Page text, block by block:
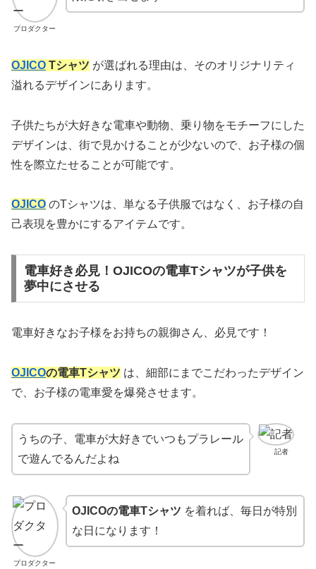
プロダクター
OJICO Tシャツ が選ばれる理由は、そのオリジナリティ
溢れるデザインにあります。
子供たちが大好きな電車や動物、乗り物をモチーフにした
デザインは、街で見かけることが少ないので、お子様の個
性を際立たせることが可能です。
OJICO のTシャツは、単なる子供服ではなく、お子様の自
己表現を豊かにするアイテムです。
電車好き必見！OJICOの電車Tシャツが子供を
夢中にさせる
電車好きなお子様をお持ちの親御さん、必見です！
OJICOの電車Tシャツ は、細部にまでこだわったデザイン
で、お子様の電車愛を爆発させます。
記者
うちの子、電車が大好きでいつもプラレール
で遊んでるんだよね
プロダクター
OJICOの電車Tシャツ を着れば、毎日が特別
な日になります！